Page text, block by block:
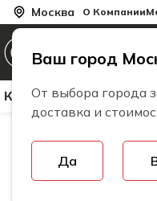
Москва
Ваш город
От выбора города
доставка и
Да
О Компании
Керамическая Плитка